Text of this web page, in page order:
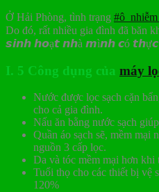
Ở Hải Phòng, tình trạng
Do đó, rất nhiều gia đình đã băn
𝙨𝙞𝙣𝙝 𝙝𝙤ạ𝙩 𝙣𝙝à 𝙢ì𝙣𝙝 𝙘ó
I. 5 Công dụng của máy
Nước được lọc sạch cặn
cho cả gia đình.
Nấu ăn bằng nước sạch
Quần áo sạch sẽ, mềm mại
nguồn 3 cấp lọc.
Da và tóc mềm mại hơn khi
Tuổi thọ cho các thiết bị vệ
120%